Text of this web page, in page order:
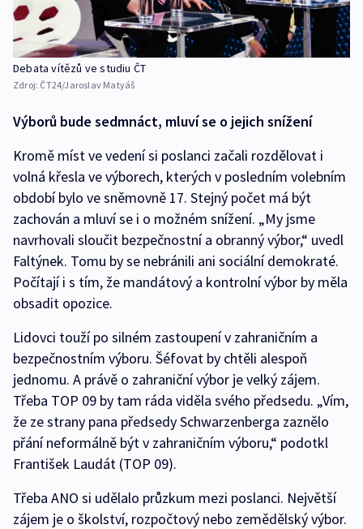
Debata vítězů ve studiu ČT
Zdroj: ČT24/Jaroslav Matyáš
Výborů bude sedmnáct, mluví se o jejich snížení
Kromě míst ve vedení si poslanci začali rozdělovat i
volná křesla ve výborech, kterých v posledním volebním
období bylo ve sněmovně 17. Stejný počet má být
zachován a mluví se i o možném snížení. „My jsme
navrhovali sloučit bezpečnostní a obranný výbor,“ uvedl
Faltýnek. Tomu by se nebránili ani sociální demokraté.
Počítají i s tím, že mandátový a kontrolní výbor by měla
obsadit opozice.
Lidovci touží po silném zastoupení v zahraničním a
bezpečnostním výboru. Šéfovat by chtěli alespoň
jednomu. A právě o zahraniční výbor je velký zájem.
Třeba TOP 09 by tam ráda viděla svého předsedu. „Vím,
že ze strany pana předsedy Schwarzenberga zaznělo
přání neformálně být v zahraničním výboru,“ podotkl
František Laudát (TOP 09).
Třeba ANO si udělalo průzkum mezi poslanci. Největší
zájem je o školství, rozpočtový nebo zemědělský výbor.